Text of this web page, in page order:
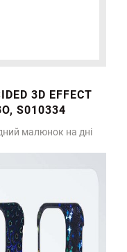
3D EFFECT
S010334
малюнок на дні